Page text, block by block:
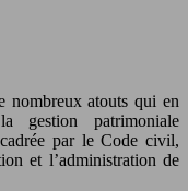
nombreux atouts qui en
gestion patrimoniale
par le Code civil,
et l’administration de